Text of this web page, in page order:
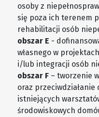
osoby z
się poza ich terenem
rehabilitacji osób
obszar E -
własnego w
i/lub integracji osób
obszar F – tworzenie
oraz
istniejących
środowiskowych